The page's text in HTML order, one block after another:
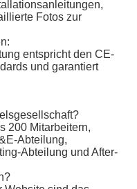
Fotos zur
entspricht den CE-
und garantiert
200 Mitarbeitern,
Abteilung,
Abteilung und After-